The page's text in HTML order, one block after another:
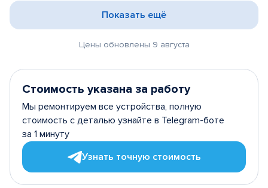
Цены обновлены 9 августа
Показать ещё
Стоимость указана за работу
Мы ремонтируем все устройства, полную
стоимость с деталью узнайте в Telegram-боте
за 1 минуту
Узнать точную стоимость